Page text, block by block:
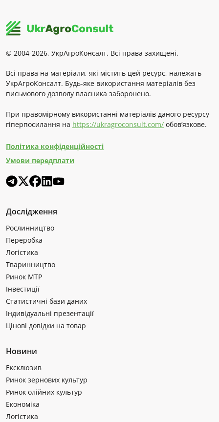
© 2004-2026, УкрАгроКонсалт. Всі права захищені.
Всі права на матеріали, які містить цей ресурс, належать
УкрАгроКонсалт. Будь-яке використання матеріалів без
письмового дозволу власника заборонено.
При правомірному використанні матеріалів даного ресурсу
гіперпосилання на https://ukragroconsult.com/ обов’язкове.
Політика конфіденційності
Умови передплати
Дослідження
Рослинництво
Переробка
Логістика
Тваринництво
Ринок МТР
Інвестиції
Статистичні бази даних
Індивідуальні презентації
Цінові довідки на товар
Новини
Ексклюзив
Ринок зернових культур
Ринок олійних культур
Економіка
Логістика